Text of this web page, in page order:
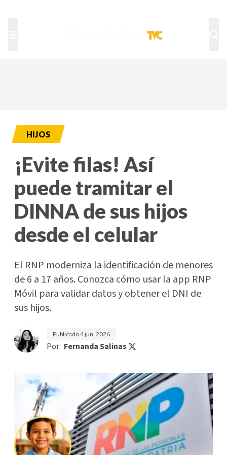
HIJOS
¡Evite filas! Así
puede tramitar el
DINNA de sus hijos
desde el celular
El RNP moderniza la identificación de menores
de 6 a 17 años. Conozca cómo usar la app RNP
Móvil para validar datos y obtener el DNI de
sus hijos.
Publicado4 jun. 2026
Por: Fernanda Salinas